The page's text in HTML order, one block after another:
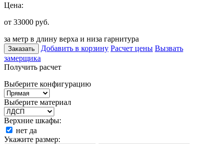
Цена:
от 33000 руб.
за метр в длину верха и низа гарнитура
Заказать Добавить в корзину Расчет цены Вызвать
замерщика
Получить расчет
Выберите конфигурацию
Выберите материал
Верхние шкафы:
нет да
Укажите размер: